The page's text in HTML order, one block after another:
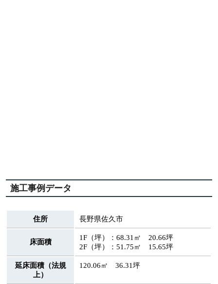
施工事例データ
住所 長野県佐久市
床面積
1F（坪）：68.31㎡ 20.66坪
2F（坪）：51.75㎡ 15.65坪
延床面積（法規
上）
120.06㎡ 36.31坪